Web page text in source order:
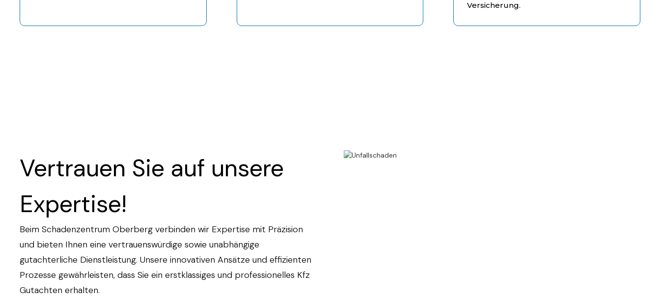
Versicherung.
Vertrauen Sie auf unsere
Expertise!
Beim Schadenzentrum Oberberg verbinden wir Expertise mit Präzision
und bieten Ihnen eine vertrauenswürdige sowie unabhängige
gutachterliche Dienstleistung. Unsere innovativen Ansätze und effizienten
Prozesse gewährleisten, dass Sie ein erstklassiges und professionelles Kfz
Gutachten erhalten.